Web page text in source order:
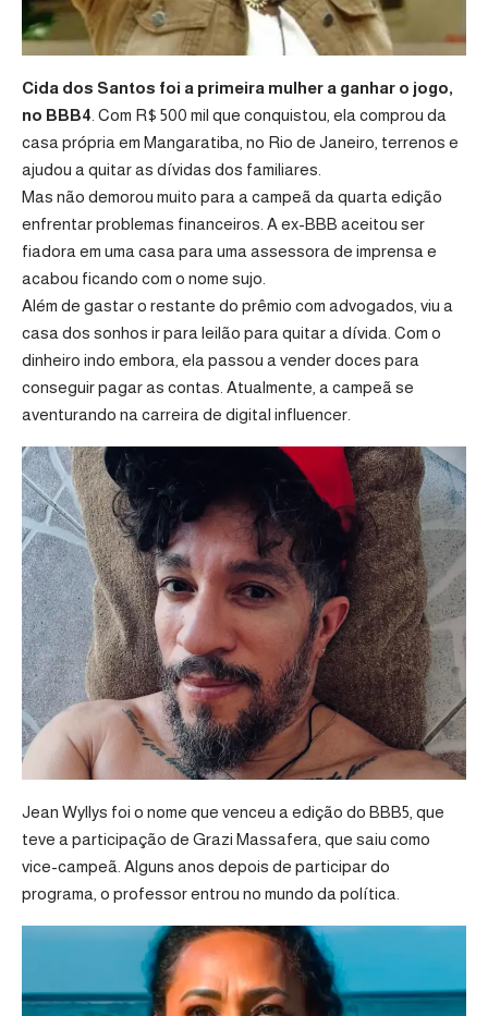
Cida dos Santos foi a primeira mulher a ganhar o jogo,
no BBB4 . Com R$ 500 mil que conquistou, ela comprou da
casa própria em Mangaratiba, no Rio de Janeiro, terrenos e
ajudou a quitar as dívidas dos familiares.
Mas não demorou muito para a campeã da quarta edição
enfrentar problemas financeiros. A ex-BBB aceitou ser
fiadora em uma casa para uma assessora de imprensa e
acabou ficando com o nome sujo.
Além de gastar o restante do prêmio com advogados, viu a
casa dos sonhos ir para leilão para quitar a dívida. Com o
dinheiro indo embora, ela passou a vender doces para
conseguir pagar as contas. Atualmente, a campeã se
aventurando na carreira de digital influencer.
Jean Wyllys foi o nome que venceu a edição do BBB5, que
teve a participação de Grazi Massafera, que saiu como
vice-campeã. Alguns anos depois de participar do
programa, o professor entrou no mundo da política.